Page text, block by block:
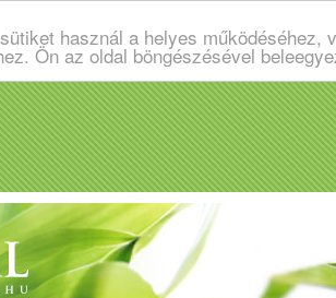
használ a helyes
Ön az oldal böngészésével